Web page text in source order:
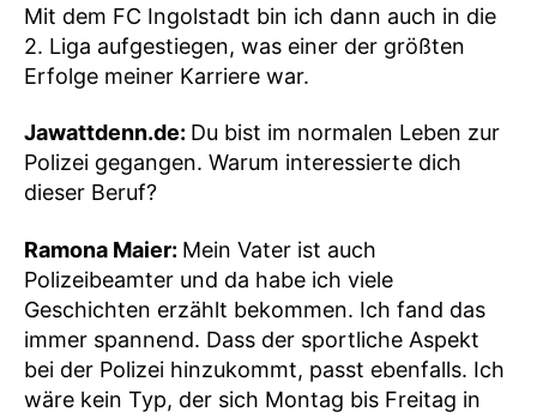
Mit dem FC Ingolstadt bin ich dann auch in die
2. Liga aufgestiegen, was einer der größten
Erfolge meiner Karriere war.
Jawattdenn.de: Du bist im normalen Leben zur
Polizei gegangen. Warum interessierte dich
dieser Beruf?
Ramona Maier: Mein Vater ist auch
Polizeibeamter und da habe ich viele
Geschichten erzählt bekommen. Ich fand das
immer spannend. Dass der sportliche Aspekt
bei der Polizei hinzukommt, passt ebenfalls. Ich
wäre kein Typ, der sich Montag bis Freitag in